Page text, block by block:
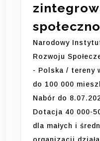
Narodowy
Rozwoju
- Polska / tereny
do 100 000
Nabór do
Dotacja 40 000-
dla małych i